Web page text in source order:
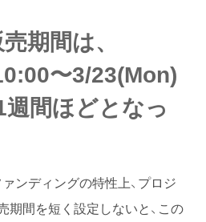
期間は、
〜3/23(Mon)
間ほどとなっ
ンディングの特性上、プロジ
期間を短く設定しないと、この